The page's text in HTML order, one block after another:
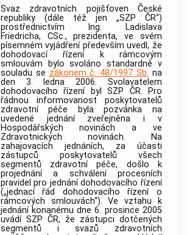
Svaz zdravotních pojišťoven České
republiky (dále též jen „SZP ČR“)
prostřednictvím Ing. Ladislava
Friedricha, CSc., prezidenta, ve svém
písemném vyjádření především uvedl, že
dohodovací řízení k rámcovým
smlouvám bylo svoláno standardně v
souladu se zákonem č. 48/1997 Sb. na
den 3. ledna 2006. Svolavatelem
dohodovacího řízení byl SZP ČR. Pro
řádnou informovanost poskytovatelů
zdravotní péče byla pozvánka na
uvedené jednání zveřejněna i v
Hospodářských novinách a ve
Zdravotnických novinách. Na
zahajovacích jednáních, za účasti
zástupců poskytovatelů všech
segmentů zdravotní péče, došlo k
projednání a schválení procesních
pravidel pro jednání dohodovacího řízení
(„jednací řád dohodovacího řízení o
rámcových smlouvách“). Ve vztahu k
jednání konanému dne 6. prosince 2005
uvádí SZP ČR, že zástupci dotčených
segmentů i svazů zdravotních